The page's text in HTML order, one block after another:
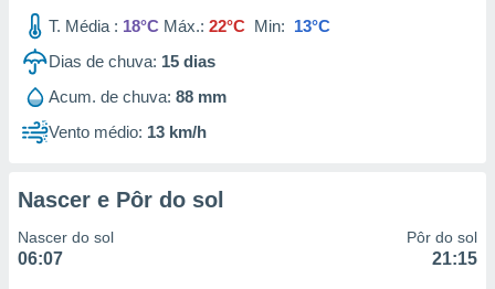
T. Média : 18°C Máx.: 22°C Min: 13°C
Dias de chuva: 15 dias
Acum. de chuva: 88 mm
Vento médio: 13 km/h
Nascer e Pôr do sol
Nascer do sol
06:07
Pôr do sol
21:15